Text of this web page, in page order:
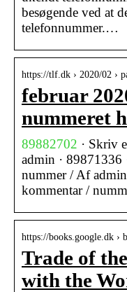
besøgende ved at
telefonnummer.…
https://tlf.dk › 2020/02 ›
februar
nummeret
89882702 · Skriv
admin · 89871336
nummer / Af
kommentar /
https://books.google.dk ›
Trade of
with the